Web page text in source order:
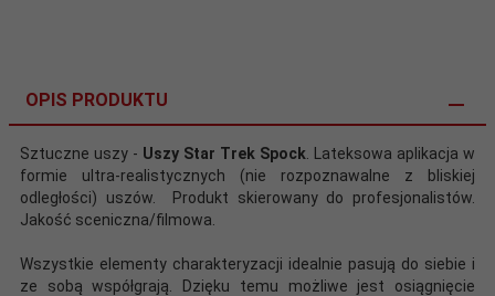
OPIS PRODUKTU
Sztuczne uszy - Uszy Star Trek Spock . Lateksowa aplikacja w
formie ultra-realistycznych (nie rozpoznawalne z bliskiej
odległości) uszów. Produkt skierowany do profesjonalistów.
Jakość sceniczna/filmowa.
Wszystkie elementy charakteryzacji idealnie pasują do siebie i
ze sobą współgrają. Dzięku temu możliwe jest osiągnięcie